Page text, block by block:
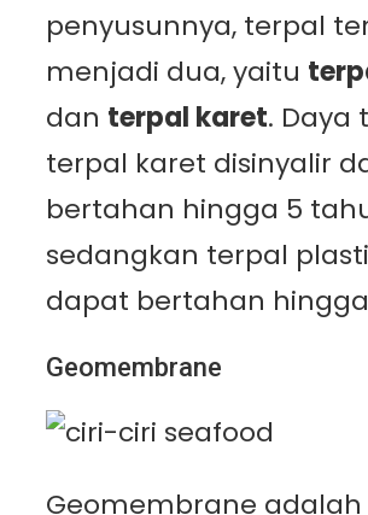
penyusunnya, terpal
menjadi dua, yaitu
dan terpal karet. Daya
terpal karet disinyalir
bertahan hingga 5
sedangkan terpal
dapat bertahan
Geomembrane
Geomembrane adalah